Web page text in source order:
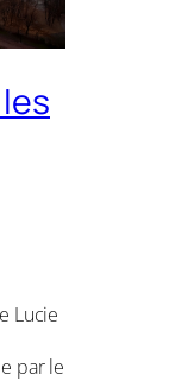
Lucie
par le